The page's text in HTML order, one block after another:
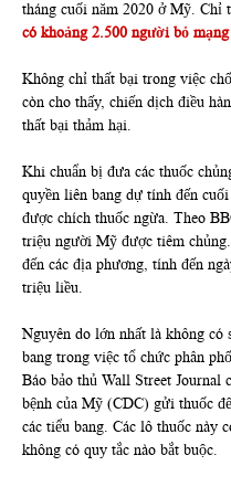
tháng cuối năm 2020 ở Mỹ. Chỉ
có khoảng 2.500 người bỏ
Không chỉ thất bại trong việc
còn cho thấy, chiến dịch điều
thất bại thảm hại.
Khi chuẩn bị đưa các thuốc
quyền liên bang dự tính đến
được chích thuốc ngừa. Theo
triệu người Mỹ được tiêm
đến các địa phương, tính đến
triệu liều.
Nguyên do lớn nhất là không có
bang trong việc tổ chức phân
Báo bảo thủ Wall Street Journal
bệnh của Mỹ (CDC) gửi thuốc
các tiểu bang. Các lô thuốc này
không có quy tắc nào bắt buộc.